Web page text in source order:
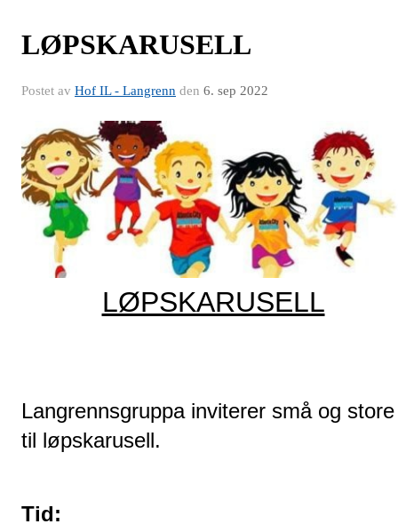
LØPSKARUSELL
Postet av Hof IL - Langrenn den 6. sep 2022
LØPSKARUSELL
Langrennsgruppa inviterer små og store
til løpskarusell.
Tid: